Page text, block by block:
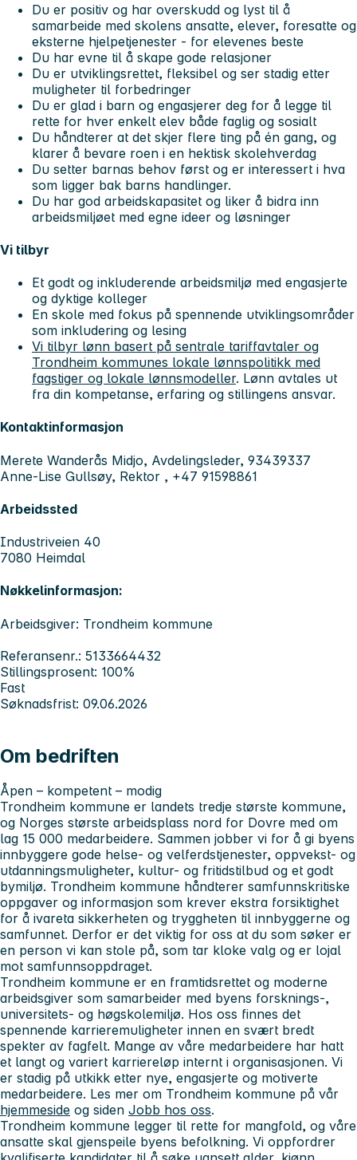
Du er positiv og har overskudd og lyst til å
samarbeide med skolens ansatte, elever, foresatte og
eksterne hjelpetjenester - for elevenes beste
Du har evne til å skape gode relasjoner
Du er utviklingsrettet, fleksibel og ser stadig etter
muligheter til forbedringer
Du er glad i barn og engasjerer deg for å legge til
rette for hver enkelt elev både faglig og sosialt
Du håndterer at det skjer flere ting på én gang, og
klarer å bevare roen i en hektisk skolehverdag
Du setter barnas behov først og er interessert i hva
som ligger bak barns handlinger.
Du har god arbeidskapasitet og liker å bidra inn
arbeidsmiljøet med egne ideer og løsninger
Vi tilbyr
Et godt og inkluderende arbeidsmiljø med engasjerte
og dyktige kolleger
En skole med fokus på spennende utviklingsområder
som inkludering og lesing
Vi tilbyr lønn basert på sentrale tariffavtaler og
Trondheim kommunes lokale lønnspolitikk med
fagstiger og lokale lønnsmodeller. Lønn avtales ut
fra din kompetanse, erfaring og stillingens ansvar.
Kontaktinformasjon
Merete Wanderås Midjo, Avdelingsleder, 93439337
Anne-Lise Gullsøy, Rektor , +47 91598861
Arbeidssted
Industriveien 40
7080 Heimdal
Nøkkelinformasjon:
Arbeidsgiver: Trondheim kommune
Referansenr.: 5133664432
Stillingsprosent: 100%
Fast
Søknadsfrist: 09.06.2026
Om bedriften
Åpen – kompetent – modig
Trondheim kommune er landets tredje største kommune,
og Norges største arbeidsplass nord for Dovre med om
lag 15 000 medarbeidere. Sammen jobber vi for å gi byens
innbyggere gode helse- og velferdstjenester, oppvekst- og
utdanningsmuligheter, kultur- og fritidstilbud og et godt
bymiljø. Trondheim kommune håndterer samfunnskritiske
oppgaver og informasjon som krever ekstra forsiktighet
for å ivareta sikkerheten og tryggheten til innbyggerne og
samfunnet. Derfor er det viktig for oss at du som søker er
en person vi kan stole på, som tar kloke valg og er lojal
mot samfunnsoppdraget.
Trondheim kommune er en framtidsrettet og moderne
arbeidsgiver som samarbeider med byens forsknings-,
universitets- og høgskolemiljø. Hos oss finnes det
spennende karrieremuligheter innen en svært bredt
spekter av fagfelt. Mange av våre medarbeidere har hatt
et langt og variert karriereløp internt i organisasjonen. Vi
er stadig på utkikk etter nye, engasjerte og motiverte
medarbeidere. Les mer om Trondheim kommune på vår
hjemmeside og siden Jobb hos oss.
Trondheim kommune legger til rette for mangfold, og våre
ansatte skal gjenspeile byens befolkning. Vi oppfordrer